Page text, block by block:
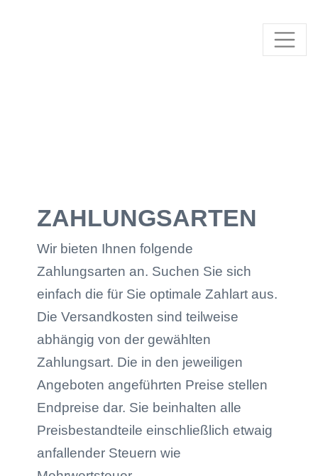
ZAHLUNGSARTEN
Wir bieten Ihnen folgende
Zahlungsarten an. Suchen Sie sich
einfach die für Sie optimale Zahlart aus.
Die Versandkosten sind teilweise
abhängig von der gewählten
Zahlungsart. Die in den jeweiligen
Angeboten angeführten Preise stellen
Endpreise dar. Sie beinhalten alle
Preisbestandteile einschließlich etwaig
anfallender Steuern wie